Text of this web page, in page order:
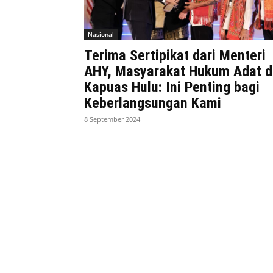
Nasional
Terima Sertipikat dari Menteri
AHY, Masyarakat Hukum Adat
Kapuas Hulu: Ini Penting bagi
Keberlangsungan Kami
8 September 2024